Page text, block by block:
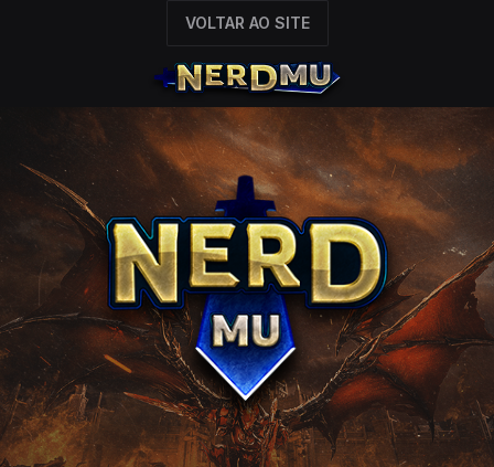
VOLTAR AO SITE